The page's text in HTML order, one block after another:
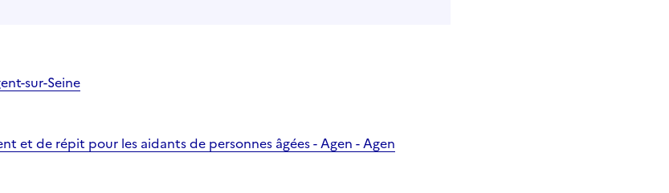
sur-Seine
et de répit pour les aidants de personnes âgées - Agen - Agen